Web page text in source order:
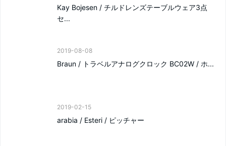
Kay Bojesen / チルドレンズテーブルウェア3点
セ...
2019-08-08
Braun / トラベルアナログクロック BC02W / ホ...
2019-02-15
arabia / Esteri / ピッチャー